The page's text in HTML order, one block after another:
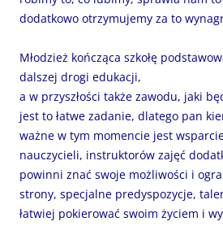
dodatkowo otrzymujemy za to
Młodzież kończąca szkołę
dalszej drogi edukacji,
a w przyszłości także zawodu, jaki
jest to łatwe zadanie, dlatego pan
ważne w tym momencie jest
nauczycieli, instruktorów zajęć
powinni znać swoje możliwości i
strony, specjalne predyspozycje,
łatwiej pokierować swoim życiem i